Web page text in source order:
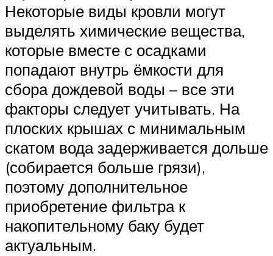
Некоторые виды кровли могут
выделять химические вещества,
которые вместе с осадками
попадают внутрь ёмкости для
сбора дождевой воды – все эти
факторы следует учитывать. На
плоских крышах с минимальным
скатом вода задерживается дольше
(собирается больше грязи),
поэтому дополнительное
приобретение фильтра к
накопительному баку будет
актуальным.